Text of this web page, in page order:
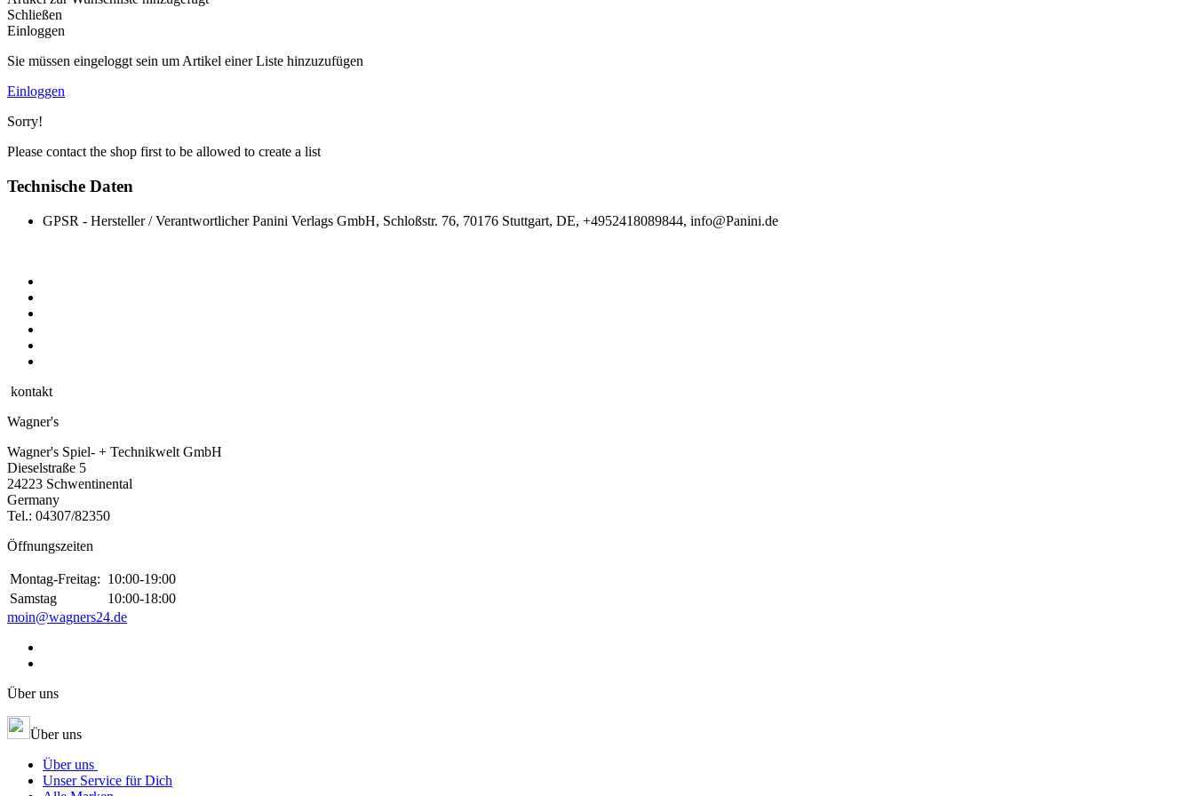
Schließen
Einloggen
Sie müssen eingeloggt sein um Artikel einer Liste hinzuzufügen
Einloggen
Sorry!
Please contact the shop first to be allowed to create a list
Technische Daten
GPSR - Hersteller / Verantwortlicher Panini Verlags GmbH, Schloßstr. 76, 70176 Stuttgart, DE, +4952418089844, info@Panini.de
kontakt
Wagner's
Wagner's Spiel- + Technikwelt GmbH
Dieselstraße 5
24223 Schwentinental
Germany
Tel.: 04307/82350
Öffnungszeiten
Montag-Freitag: 10:00-19:00
Samstag
10:00-18:00
moin@wagners24.de
Über uns
Über uns
Über uns
Unser Service für Dich